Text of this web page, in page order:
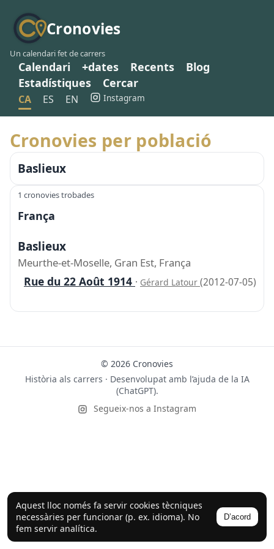
Cronovies
Un calendari fet de carrers
Calendari +dates Recents
Blog
Estadístiques
Cercar
CA ES EN Instagram
Aquest lloc només fa servir cookies tècniques
necessàries per funcionar (p. ex. idioma). No
fem servir analítica.
D’acord
Cronovies per població
Baslieux
1 cronovies trobades
França
Baslieux
Meurthe-et-Moselle, Gran Est, França
Rue du 22 Août 1914 · Gérard Latour (2012-07-05)
© 2026 Cronovies
Història als carrers · Desenvolupat amb l’ajuda de la IA
(ChatGPT).
Segueix-nos a Instagram